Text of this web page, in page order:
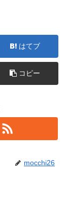
はてブ
コピー
mocchi26